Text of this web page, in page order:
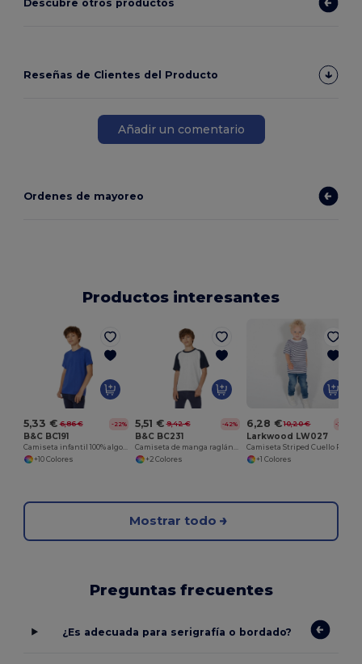
Descubre otros productos
Reseñas de Clientes del Producto
Añadir un comentario
Ordenes de mayoreo
Productos interesantes
5,33 € 6,86 € -22%
B&C BC191
Camiseta infantil 100% algodón
+10 Colores
5,51 € 9,42 € -42%
B&C BC231
Camiseta de manga raglán para niños
+2 Colores
6,28 € 10,20 € -38%
Larkwood LW027
+1 Colores
Mostrar todo
Preguntas frecuentes
¿Es adecuada para serigrafía o bordado?